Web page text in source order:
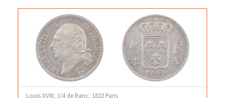
Louis XVIII, 1/4 de franc, 1822 Paris